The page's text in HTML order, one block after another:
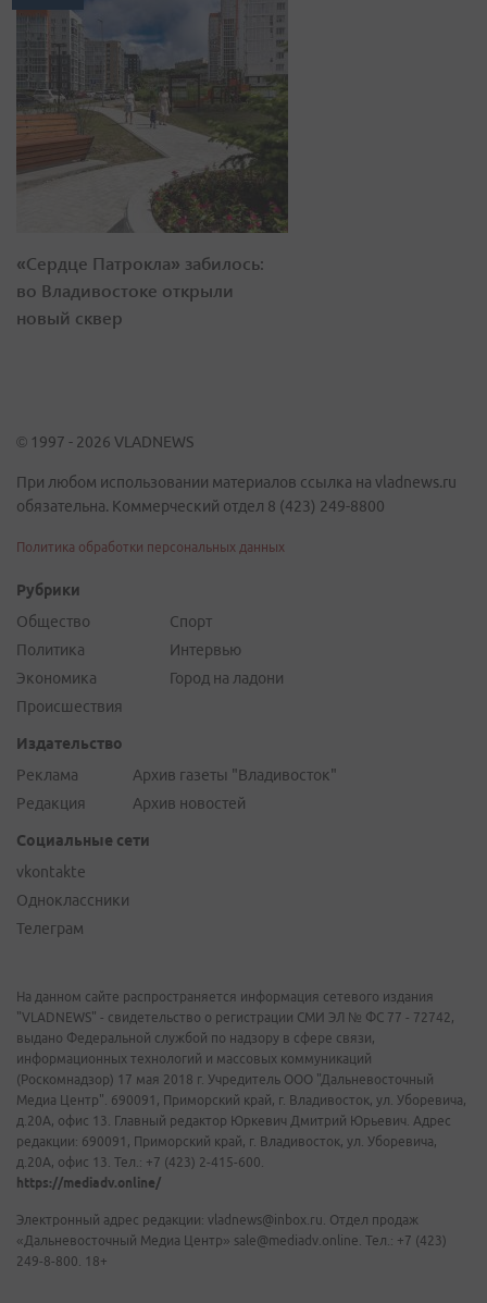
«Сердце Патрокла» забилось:
во Владивостоке открыли
новый сквер
© 1997 - 2026 VLADNEWS
При любом использовании материалов ссылка на vladnews.ru
обязательна. Коммерческий отдел 8 (423) 249-8800
Политика обработки персональных данных
Рубрики
Общество
Политика
Экономика
Происшествия
Спорт
Интервью
Город на ладони
Издательство
Реклама
Редакция
Архив газеты "Владивосток"
Архив новостей
Социальные сети
vkontakte
Одноклассники
Телеграм
На данном сайте распространяется информация сетевого издания
"VLADNEWS" - свидетельство о регистрации СМИ ЭЛ № ФС 77 - 72742,
выдано Федеральной службой по надзору в сфере связи,
информационных технологий и массовых коммуникаций
(Роскомнадзор) 17 мая 2018 г. Учредитель ООО "Дальневосточный
Медиа Центр". 690091, Приморский край, г. Владивосток, ул. Уборевича,
д.20А, офис 13. Главный редактор Юркевич Дмитрий Юрьевич. Адрес
редакции: 690091, Приморский край, г. Владивосток, ул. Уборевича,
д.20А, офис 13. Тел.: +7 (423) 2-415-600.
https://mediadv.online/
Электронный адрес редакции: vladnews@inbox.ru. Отдел продаж
«Дальневосточный Медиа Центр» sale@mediadv.online. Тел.: +7 (423)
249-8-800. 18+